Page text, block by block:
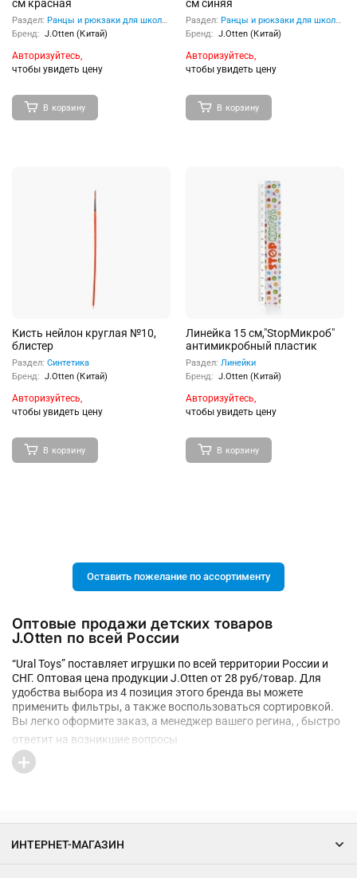
см красная
Раздел: Ранцы и рюкзаки для школьников
Бренд: J.Otten (Китай)
Авторизуйтесь,
чтобы увидеть цену
В корзину
см синяя
Раздел: Ранцы и рюкзаки для школьников
Бренд: J.Otten (Китай)
Авторизуйтесь,
чтобы увидеть цену
В корзину
Кисть нейлон круглая №10,
блистер
Раздел: Синтетика
Бренд: J.Otten (Китай)
Авторизуйтесь,
чтобы увидеть цену
В корзину
Линейка 15 см,"StopМикроб"
антимикробный пластик
Раздел: Линейки
Бренд: J.Otten (Китай)
Авторизуйтесь,
чтобы увидеть цену
В корзину
Оставить пожелание по ассортименту
Оптовые продажи детских товаров
J.Otten по всей России
“Ural Toys” поставляет игрушки по всей территории России и
СНГ. Оптовая цена продукции J.Otten от 28 руб/товар. Для
удобства выбора из 4 позиция этого бренда вы можете
применить фильтры, а также воспользоваться сортировкой.
Вы легко оформите заказ, а менеджер вашего регина, , быстро
ответит на возникшие вопросы
ИНТЕРНЕТ-МАГАЗИН